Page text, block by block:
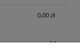
0,00 zł